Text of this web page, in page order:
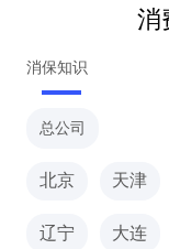
消
消保知识
总公司
北京 天津
辽宁 大连